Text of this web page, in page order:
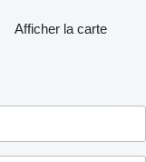
Afficher la carte